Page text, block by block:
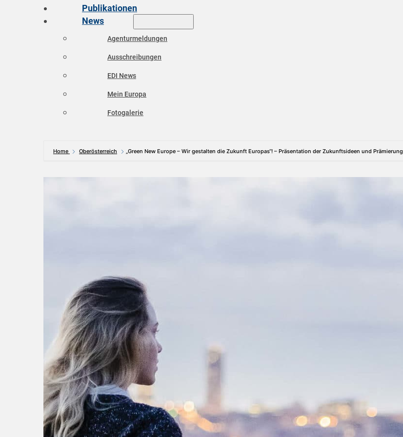
Publikationen
News
Agenturmeldungen
Ausschreibungen
EDI News
Mein Europa
Fotogalerie
Home Oberösterreich „Green New Europe – Wir gestalten die Zukunft Europas“! – Präsentation der Zukunftsideen und Prämierung